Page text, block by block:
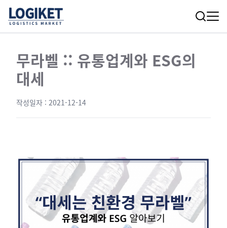
무라벨 :: 유통업계와 ESG의
대세
작성일자 : 2021-12-14